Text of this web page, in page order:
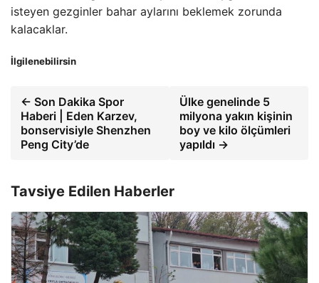
isteyen gezginler bahar aylarını beklemek zorunda
kalacaklar.
İlgilenebilirsin
← Son Dakika Spor
Haberi | Eden Karzev,
bonservisiyle Shenzhen
Peng City’de
Ülke genelinde 5
milyona yakın kişinin
boy ve kilo ölçümleri
yapıldı →
Tavsiye Edilen Haberler